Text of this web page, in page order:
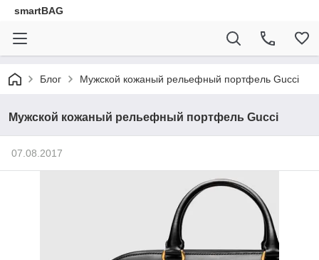
smartBAG
Блог Мужской кожаный рельефный портфель Gucci
Мужской кожаный рельефный портфель Gucci
07.08.2017